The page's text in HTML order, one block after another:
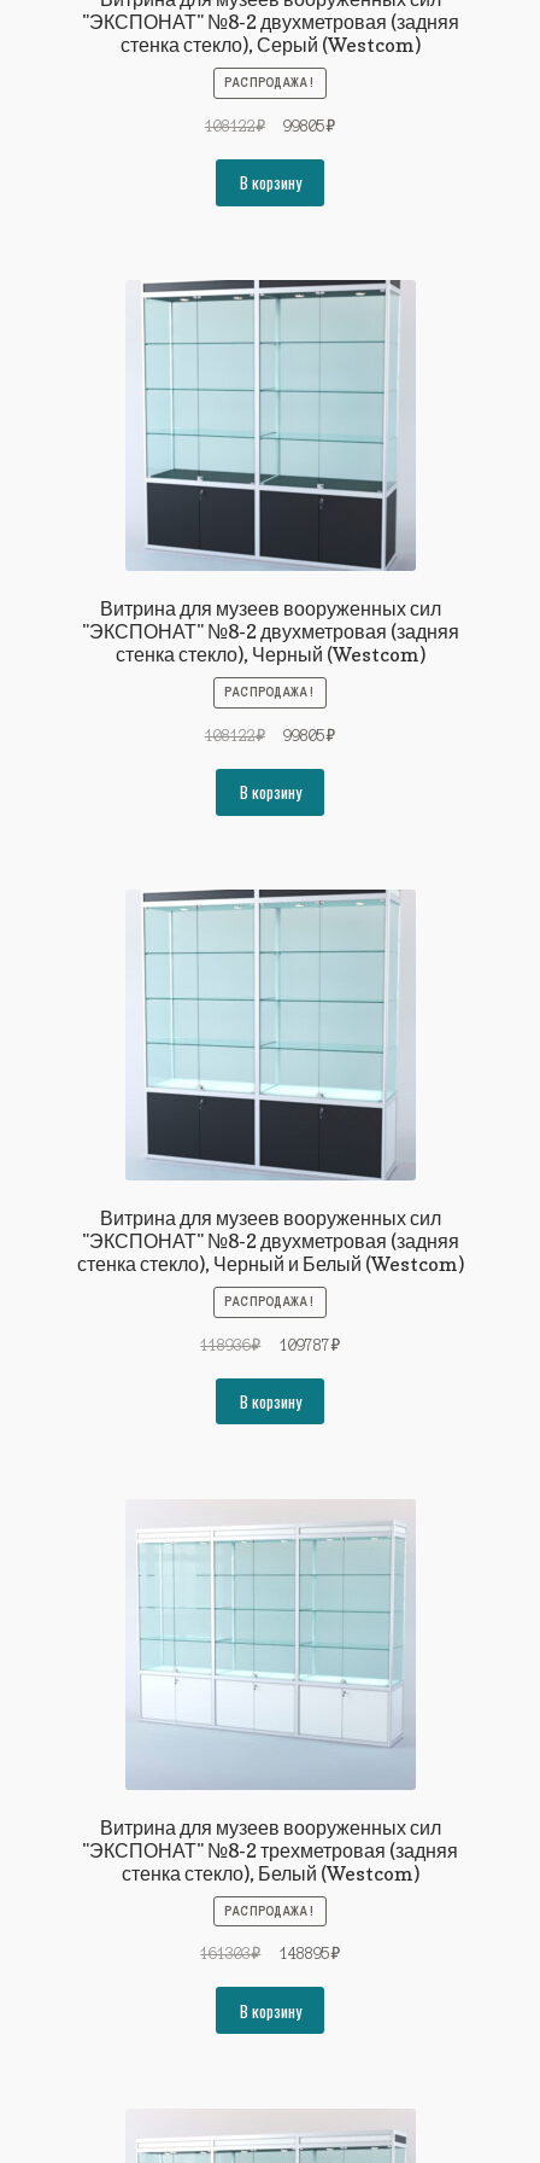
"ЭКСПОНАТ" №8-2 двухметровая (задняя
стенка стекло), Серый (Westcom)
РАСПРОДАЖА!
108122₽
Первоначальная
составляла
108122₽.
99805₽Текущая
В корзину
Витрина для музеев вооруженных сил
"ЭКСПОНАТ" №8-2 двухметровая (задняя
стенка стекло), Черный (Westcom)
РАСПРОДАЖА!
108122₽
Первоначальная
составляла
108122₽.
99805₽Текущая
В корзину
Витрина для музеев вооруженных сил
"ЭКСПОНАТ" №8-2 двухметровая (задняя
стенка стекло), Черный и Белый (Westcom)
РАСПРОДАЖА!
118936₽
Первоначальная
составляла
118936₽.
109787₽Текущая
В корзину
Витрина для музеев вооруженных сил
"ЭКСПОНАТ" №8-2 трехметровая (задняя
стенка стекло), Белый (Westcom)
РАСПРОДАЖА!
161303₽
Первоначальная
составляла
161303₽.
148895₽Текущая
В корзину